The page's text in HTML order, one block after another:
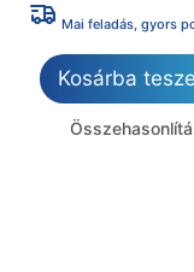
Mai feladás, gyors
Kosárba